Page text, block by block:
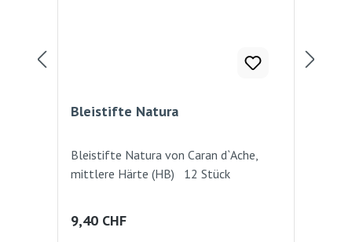
Bleistifte Natura
Bleistifte Natura von Caran d`Ache,
mittlere Härte (HB) 12 Stück
Regulärer Preis:
9,40 CHF